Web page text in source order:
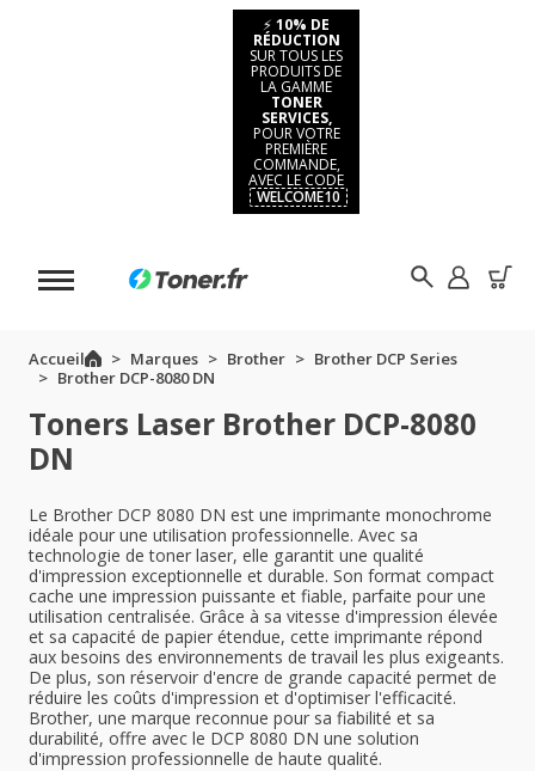
⚡ 10% DE
RÉDUCTION
SUR TOUS LES
PRODUITS DE
LA GAMME
TONER
SERVICES,
POUR VOTRE
PREMIÈRE
COMMANDE,
AVEC LE CODE
WELCOME10
Accueil Marques Brother
Brother DCP Series
Brother DCP-8080 DN
Toners Laser Brother DCP-8080
DN
Le Brother DCP 8080 DN est une imprimante monochrome
idéale pour une utilisation professionnelle. Avec sa
technologie de toner laser, elle garantit une qualité
d'impression exceptionnelle et durable. Son format compact
cache une impression puissante et fiable, parfaite pour une
utilisation centralisée. Grâce à sa vitesse d'impression élevée
et sa capacité de papier étendue, cette imprimante répond
aux besoins des environnements de travail les plus exigeants.
De plus, son réservoir d'encre de grande capacité permet de
réduire les coûts d'impression et d'optimiser l'efficacité.
Brother, une marque reconnue pour sa fiabilité et sa
durabilité, offre avec le DCP 8080 DN une solution
d'impression professionnelle de haute qualité.